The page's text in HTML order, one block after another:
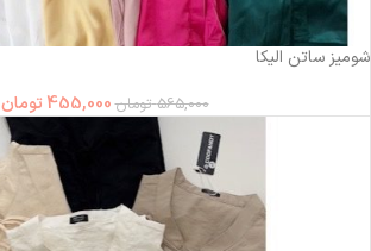
-19%
شومیز ساتن الیکا
565,000 تومان455,000 تومان